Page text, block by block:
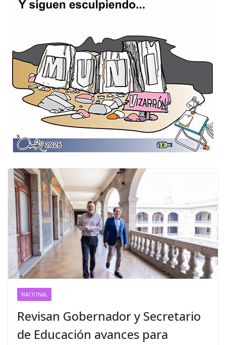
NACIONAL
Revisan Gobernador y Secretario
de Educación avances para